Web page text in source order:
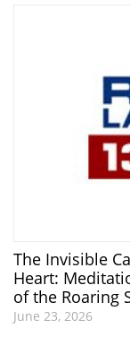
The Invisible
Heart:
of the Roaring
June 23, 2026